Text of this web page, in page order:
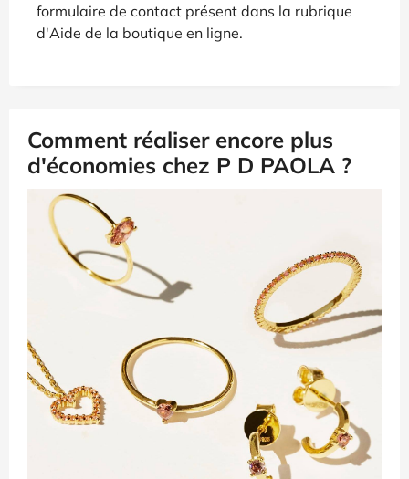
formulaire de contact présent dans la rubrique
d'Aide de la boutique en ligne.
Comment réaliser encore plus
d'économies chez P D PAOLA ?